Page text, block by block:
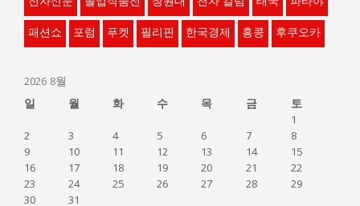
패션쇼
포럼 푸켓 필리핀 한국경제 홍콩 후쿠오카
2026 8월
일
월 화 수 목 금
토
1
2
3 4 5 6 7
8
9
10 11 12 13 14
15
16
17 18 19 20 21
22
23
24 25 26 27 28
29
30
31